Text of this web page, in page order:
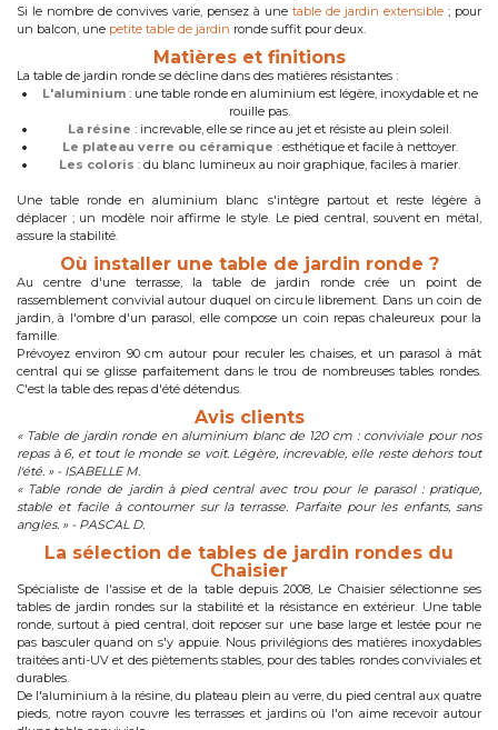
Si le nombre de convives varie, pensez à une table de jardin extensible ; pour
un balcon, une petite table de jardin ronde suffit pour deux.
Matières et finitions
La table de jardin ronde se décline dans des matières résistantes :
L'aluminium: une table ronde en aluminium est légère, inoxydable et ne
rouille pas.
La résine : increvable, elle se rince au jet et résiste au plein soleil.
Le plateau verre ou céramique : esthétique et facile à nettoyer.
Les coloris : du blanc lumineux au noir graphique, faciles à marier.
Une table ronde en aluminium blanc s'intègre partout et reste légère à
déplacer ; un modèle noir affirme le style. Le pied central, souvent en métal,
assure la stabilité.
Où installer une table de jardin ronde ?
Au centre d'une terrasse, la table de jardin ronde crée un point de
rassemblement convivial autour duquel on circule librement. Dans un coin de
jardin, à l'ombre d'un parasol, elle compose un coin repas chaleureux pour la
famille.
Prévoyez environ 90 cm autour pour reculer les chaises, et un parasol à mât
central qui se glisse parfaitement dans le trou de nombreuses tables rondes.
C'est la table des repas d'été détendus.
Avis clients
« Table de jardin ronde en aluminium blanc de 120 cm : conviviale pour nos
repas à 6, et tout le monde se voit. Légère, increvable, elle reste dehors tout
l'été. » - ISABELLE M.
« Table ronde de jardin à pied central avec trou pour le parasol : pratique,
stable et facile à contourner sur la terrasse. Parfaite pour les enfants, sans
angles. » - PASCAL D.
La sélection de tables de jardin rondes du
Chaisier
Spécialiste de l'assise et de la table depuis 2008, Le Chaisier sélectionne ses
tables de jardin rondes sur la stabilité et la résistance en extérieur. Une table
ronde, surtout à pied central, doit reposer sur une base large et lestée pour ne
pas basculer quand on s'y appuie. Nous privilégions des matières inoxydables
traitées anti-UV et des piètements stables, pour des tables rondes conviviales et
durables.
De l'aluminium à la résine, du plateau plein au verre, du pied central aux quatre
pieds, notre rayon couvre les terrasses et jardins où l'on aime recevoir autour